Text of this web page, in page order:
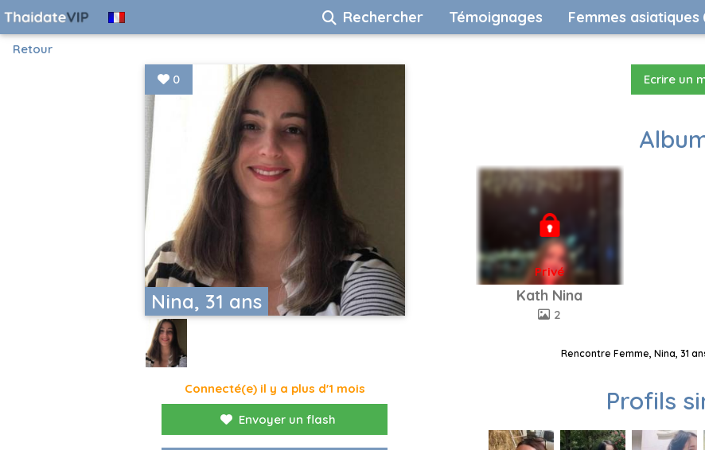
Rechercher Témoignages Femmes asiatiques
Retour
Nina, 31 ans
0
Connecté(e) il y a plus d'1 mois
Envoyer un flash
Ecrire un
Privé
Kath Nina
2
Rencontre Femme, Nina, 31
Profils